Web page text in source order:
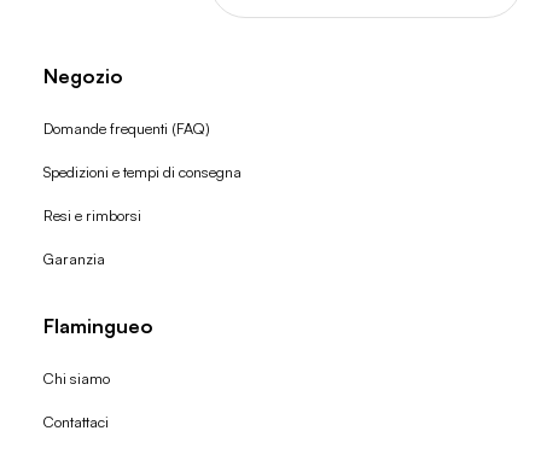
Negozio
Domande frequenti (FAQ)
Spedizioni e tempi di consegna
Resi e rimborsi
Garanzia
Flamingueo
Chi siamo
Contattaci